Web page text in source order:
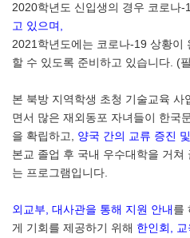
2020학년도 신입생의 경우 코로나-
고 있으며
2021 학년도에는 코로나-19 상황이
할 수 있도록 준비하고 있습니다 . (
본 북방 지역학생 초청 기술교육 사
면서 많은 재외동포 자녀들이 한국
을 확립하고
양국 간의 교류 증진
본교 졸업 후 국내 우수대학을 거쳐
는 프로그램입니다
외교부 대사관을 통해 지원 안내를
게 기회를 제공하기 위해 한인회